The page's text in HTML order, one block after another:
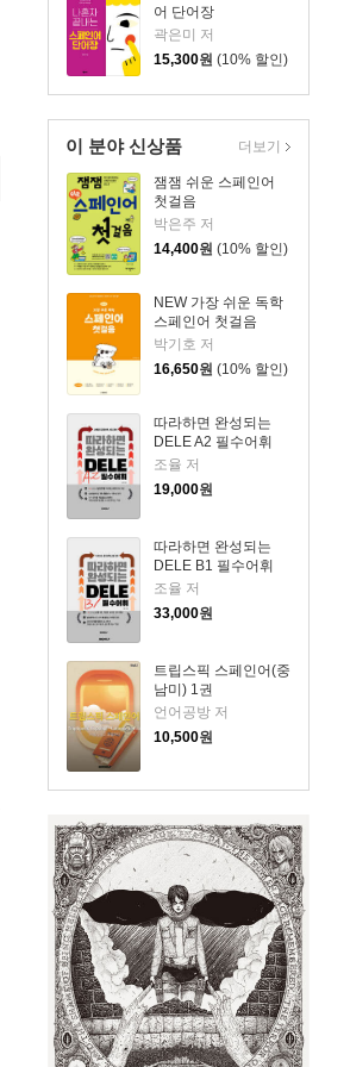
어 단어장
곽은미 저
15,300원 (10% 할인)
이 분야 신상품
잼잼 쉬운 스페인어
첫걸음
박은주 저
14,400원 (10% 할인)
NEW 가장 쉬운 독학
스페인어 첫걸음
박기호 저
16,650원 (10% 할인)
따라하면 완성되는
DELE A2 필수어휘
조율 저
19,000원
따라하면 완성되는
DELE B1 필수어휘
조율 저
33,000원
트립스픽 스페인어(중
남미) 1권
언어공방 저
10,500원
더보기